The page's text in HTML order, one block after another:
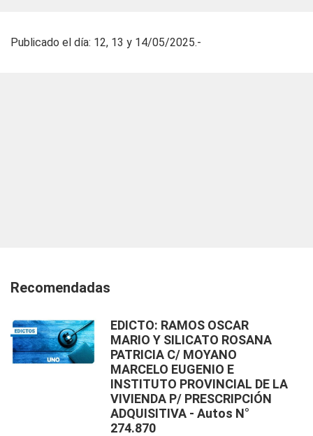
Publicado el día: 12, 13 y 14/05/2025.-
Recomendadas
EDICTO: RAMOS OSCAR
MARIO Y SILICATO ROSANA
PATRICIA C/ MOYANO
MARCELO EUGENIO E
INSTITUTO PROVINCIAL DE LA
VIVIENDA P/ PRESCRIPCIÓN
ADQUISITIVA - Autos N°
274.870